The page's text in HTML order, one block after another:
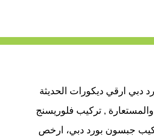
صبغ
دبي ارقي ديكورات الحديثة
, تركيب فلوريسنج
جبسون بورد دبي، ارخص